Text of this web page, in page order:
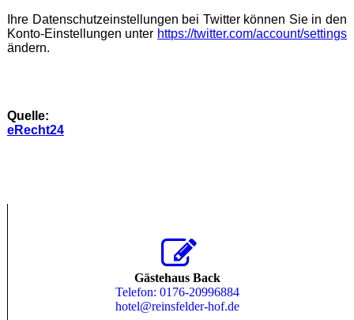
Ihre Datenschutzeinstellungen bei Twitter können Sie in den
Konto-Einstellungen unter https://twitter.com/account/settings
ändern.
Quelle:
eRecht24
Gästehaus Back
Telefon: 0176-20996884
hotel@reinsfelder-hof.de